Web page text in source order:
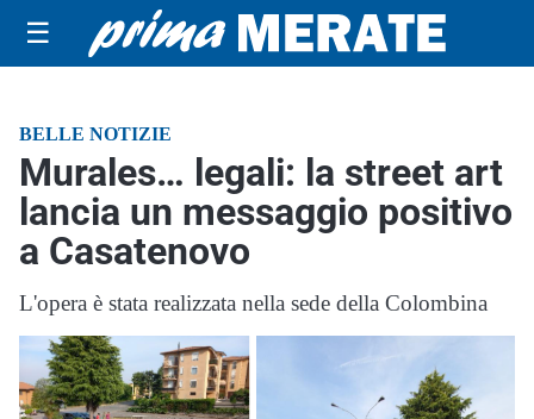
☰
BELLE NOTIZIE
Murales… legali: la street art
lancia un messaggio positivo
a Casatenovo
L'opera è stata realizzata nella sede della Colombina